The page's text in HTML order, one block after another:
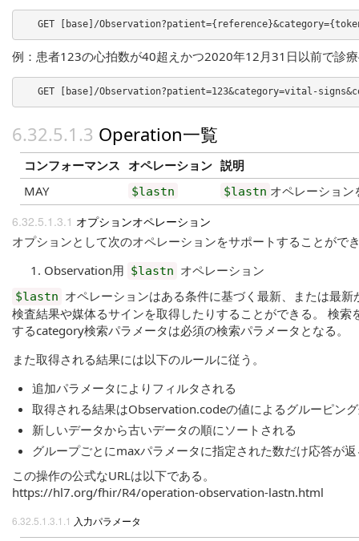
例：患者123の心拍数が40超えかつ2020年12月31日以前で診
Operation一覧
コンフォーマンス オペレーション 説明
MAY
$lastn $lastn オペレーショ
オプションオペレーション
オプションとして次のオペレーションをサポートすることがで
Observation用 $lastn オペレーション
$lastn オペレーションはある条件に基づく最新、または最
検査結果や媒体るサインを取得したりすることができる。 検
するcategory検索パラメータは必須の検索パラメータとなる。
また取得される結果には以下のルールに従う。
追加パラメータによりフィルタされる
取得される結果はObservation.codeの値によるグルーピン
新しいデータから古いデータの順にソートされる
グループごとにmaxパラメータに指定された数だけ応答が
この操作の公式なURLは以下である。
https://hl7.org/fhir/R4/operation-observation-lastn.html
入力パラメータ